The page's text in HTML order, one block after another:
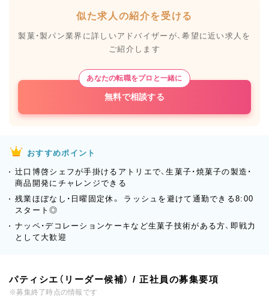
似た求人の紹介を受ける
製菓・製パン業界に詳しいアドバイザーが、希望に近い求人を
ご紹介します
あなたの転職をプロと一緒に
無料で相談する
おすすめポイント
辻口博啓シェフが手掛けるアトリエで、生菓子・焼菓子の製造・
商品開発にチャレンジできる
残業ほぼなし・日曜固定休。 ラッシュを避けて通勤できる8:00
スタート◎
ナッペ・デコレーションケーキなど生菓子技術がある方、即戦力
として大歓迎
パティシエ（リーダー候補） / 正社員の募集要項
※募集終了時点の情報です